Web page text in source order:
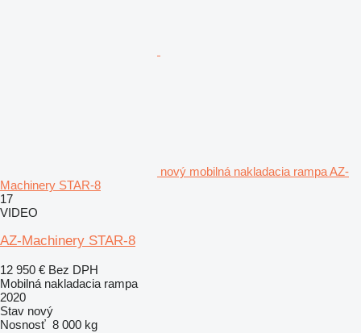
nový mobilná nakladacia rampa AZ-
Machinery STAR-8
17
VIDEO
AZ-Machinery STAR-8
12 950 € Bez DPH
Mobilná nakladacia rampa
2020
Stav nový
Nosnosť 8 000 kg